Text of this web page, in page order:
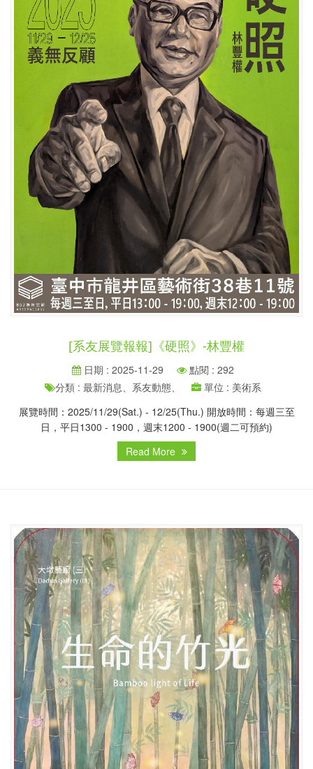
[系友展覽報報]《硬照》-林豐權
日期 : 2025-11-29
點閱 : 292
分類 : 最新消息、系友動態、
單位 : 美術系
展覽時間：2025/11/29(Sat.) - 12/25(Thu.) 開放時間：每週三至
日，平日1300 - 1900，週末1200 - 1900(週二可預約)
Read More